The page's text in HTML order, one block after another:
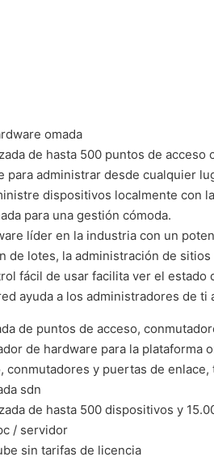
omada
de hasta 500 puntos de
para administrar desde cualquier
dispositivos localmente con
para una gestión cómoda.
líder en la industria con un
de lotes, la administración de
fácil de usar facilita ver el
ayuda a los administradores de
de puntos de acceso,
de hardware para la plataforma
conmutadores y puertas de
sdn
de hasta 500 dispositivos y
/ servidor
sin tarifas de licencia